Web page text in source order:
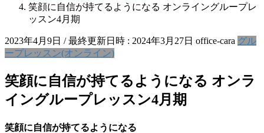
笑顔に自信が持てるようになる オンライングループレ
ッスン4月期
2023年4月9日 / 最終更新日時 : 2024年3月27日 office-cara グル
ープレッスン(オンライン)
笑顔に自信が持てるようになる オンラ
イングループレッスン4月期
笑顔に自信が持てるようになる